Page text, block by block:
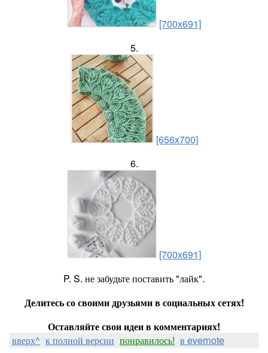
[700x691]
5.
[656x700]
6.
[700x691]
P. S. не забудьте поставить "лайк".
Делитесь со своими друзьями в социальных сетях!
Оставляйте свои идеи в комментариях!
вверх^ к полной версии понравилось! в evernote